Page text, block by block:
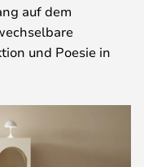
auf dem
und Poesie in